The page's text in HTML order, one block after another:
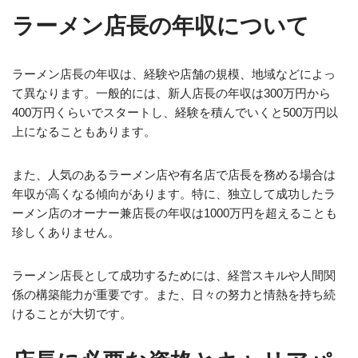
ラーメン店長の年収について
ラーメン店長の年収は、経験や店舗の規模、地域などによっ
て異なります。一般的には、新人店長の年収は300万円から
400万円くらいでスタートし、経験を積んでいくと500万円以
上になることもあります。
また、人気のあるラーメン店や有名店で店長を務める場合は
年収が高くなる傾向があります。特に、独立して成功したラ
ーメン店のオーナー兼店長の年収は1000万円を超えることも
珍しくありません。
ラーメン店長として成功するためには、経営スキルや人間関
係の構築能力が重要です。また、日々の努力と情熱を持ち続
けることが大切です。